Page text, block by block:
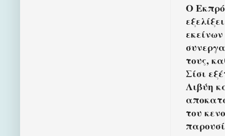
Ο
τους,
Σίσι
Λιβύη
του